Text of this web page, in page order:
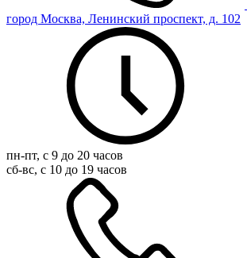
город Москва, Ленинский проспект, д. 102
пн-пт, с 9 до 20 часов
сб-вс, с 10 до 19 часов